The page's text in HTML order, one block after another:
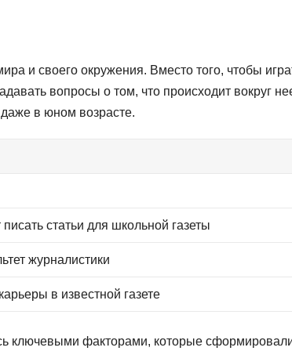
и своего окружения. Вместо того, чтобы
вопросы о том, что происходит вокруг
в юном возрасте.
статьи для школьной газеты
журналистики
в известной газете
ключевыми факторами, которые